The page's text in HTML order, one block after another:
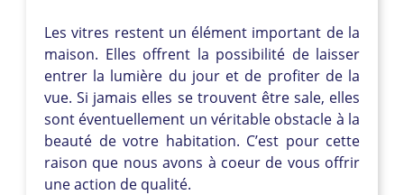
Les vitres restent un élément important de la
maison. Elles offrent la possibilité de laisser
entrer la lumière du jour et de profiter de la
vue. Si jamais elles se trouvent être sale, elles
sont éventuellement un véritable obstacle à la
beauté de votre habitation. C’est pour cette
raison que nous avons à coeur de vous offrir
une action de qualité.